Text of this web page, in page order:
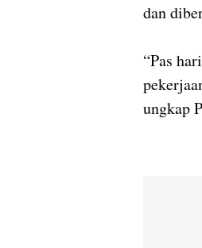
dan
“Pas
ungkap